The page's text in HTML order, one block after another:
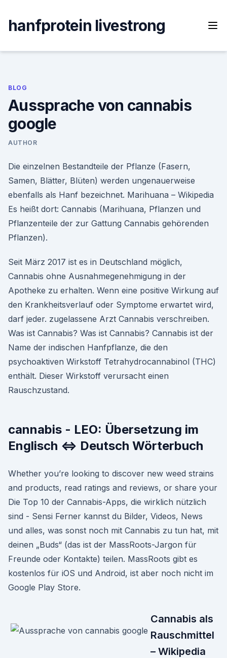
content
hanfprotein livestrong
BLOG
Aussprache von cannabis
google
AUTHOR
Die einzelnen Bestandteile der Pflanze (Fasern,
Samen, Blätter, Blüten) werden ungenauerweise
ebenfalls als Hanf bezeichnet. Marihuana – Wikipedia
Es heißt dort: Cannabis (Marihuana, Pflanzen und
Pflanzenteile der zur Gattung Cannabis gehörenden
Pflanzen).
Seit März 2017 ist es in Deutschland möglich,
Cannabis ohne Ausnahmegenehmigung in der
Apotheke zu erhalten. Wenn eine positive Wirkung auf
den Krankheitsverlauf oder Symptome erwartet wird,
darf jeder. zugelassene Arzt Cannabis verschreiben.
Was ist Cannabis? Was ist Cannabis? Cannabis ist der
Name der indischen Hanfpflanze, die den
psychoaktiven Wirkstoff Tetrahydrocannabinol (THC)
enthält. Dieser Wirkstoff verursacht einen
Rauschzustand.
cannabis - LEO: Übersetzung im
Englisch ⇔ Deutsch Wörterbuch
Whether you’re looking to discover new weed strains
and products, read ratings and reviews, or share your
Die Top 10 der Cannabis-Apps, die wirklich nützlich
sind - Sensi Ferner kannst du Bilder, Videos, News
und alles, was sonst noch mit Cannabis zu tun hat, mit
deinen „Buds“ (das ist der MassRoots-Jargon für
Freunde oder Kontakte) teilen. MassRoots gibt es
kostenlos für iOS und Android, ist aber noch nicht im
Google Play Store.
Cannabis als
Rauschmittel
– Wikipedia